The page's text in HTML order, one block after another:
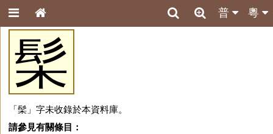
粵
普
髤
「髤」字未收錄於本資料庫。
請參見有關條目：